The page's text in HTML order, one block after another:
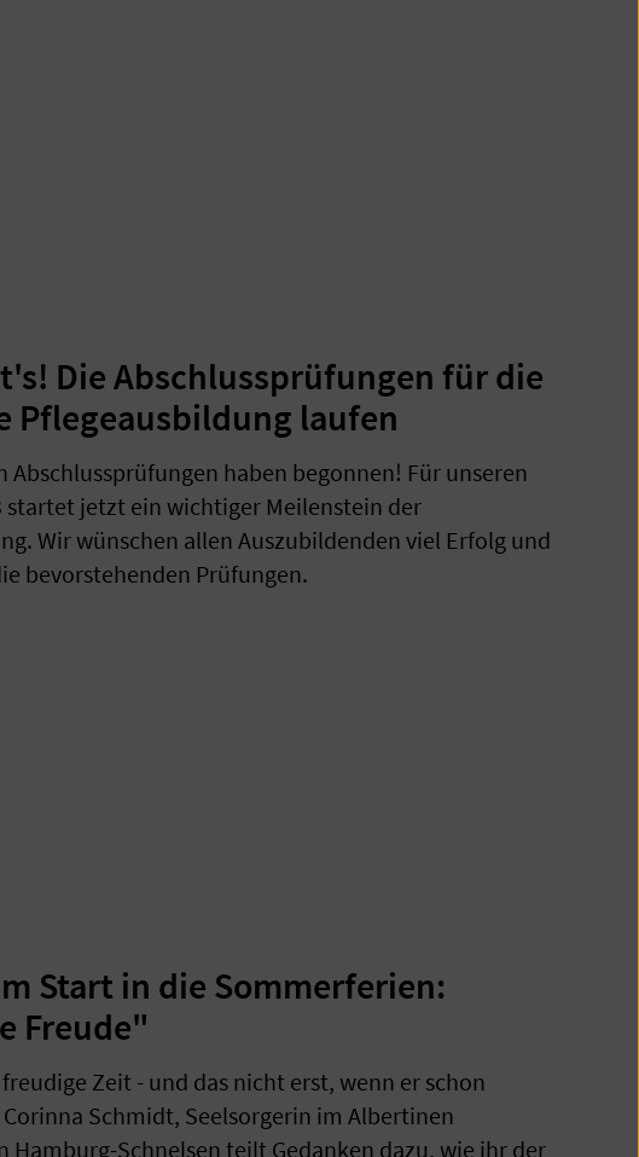
Die Abschlussprüfungen für die
Pflegeausbildung laufen
Abschlussprüfungen haben begonnen! Für unseren
startet jetzt ein wichtiger Meilenstein der
Wir wünschen allen Auszubildenden viel Erfolg und
bevorstehenden Prüfungen.
Start in die Sommerferien:
Freude"
Zeit - und das nicht erst, wenn er schon
Schmidt, Seelsorgerin im Albertinen
Hamburg-Schnelsen teilt Gedanken dazu, wie ihr der